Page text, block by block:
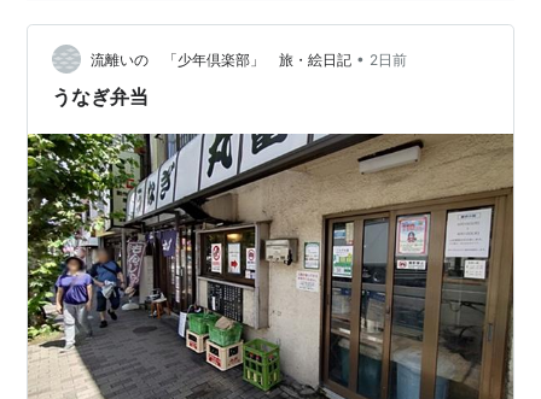
流離いの 「少年倶楽部」 旅・絵日記 • 2日前
うなぎ弁当